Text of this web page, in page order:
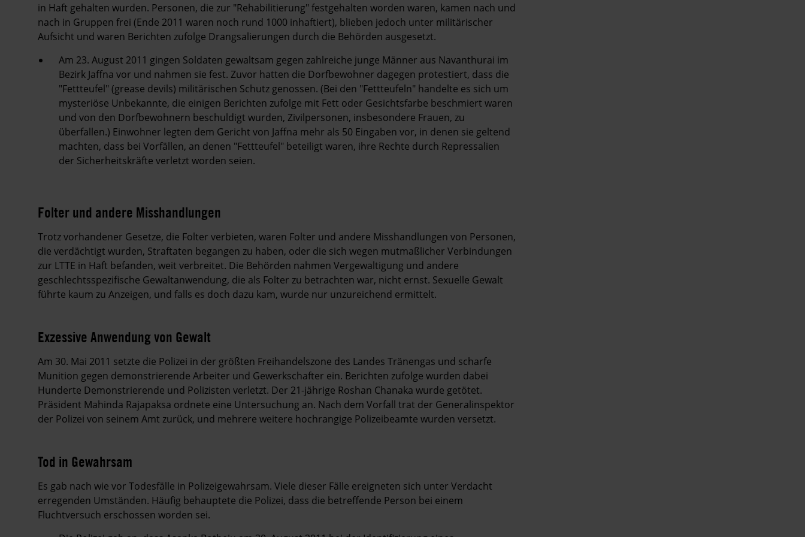
in Haft gehalten wurden. Personen, die zur "Rehabilitierung" festgehalten worden waren, kamen nach und
nach in Gruppen frei (Ende 2011 waren noch rund 1000 inhaftiert), blieben jedoch unter militärischer
Aufsicht und waren Berichten zufolge Drangsalierungen durch die Behörden ausgesetzt.
Am 23. August 2011 gingen Soldaten gewaltsam gegen zahlreiche junge Männer aus Navanthurai im
Bezirk Jaffna vor und nahmen sie fest. Zuvor hatten die Dorfbewohner dagegen protestiert, dass die
"Fettteufel" (grease devils) militärischen Schutz genossen. (Bei den "Fettteufeln" handelte es sich um
mysteriöse Unbekannte, die einigen Berichten zufolge mit Fett oder Gesichtsfarbe beschmiert waren
und von den Dorfbewohnern beschuldigt wurden, Zivilpersonen, insbesondere Frauen, zu
überfallen.) Einwohner legten dem Gericht von Jaffna mehr als 50 Eingaben vor, in denen sie geltend
machten, dass bei Vorfällen, an denen "Fettteufel" beteiligt waren, ihre Rechte durch Repressalien
der Sicherheitskräfte verletzt worden seien.
Folter und andere Misshandlungen
Trotz vorhandener Gesetze, die Folter verbieten, waren Folter und andere Misshandlungen von Personen,
die verdächtigt wurden, Straftaten begangen zu haben, oder die sich wegen mutmaßlicher Verbindungen
zur LTTE in Haft befanden, weit verbreitet. Die Behörden nahmen Vergewaltigung und andere
geschlechtsspezifische Gewaltanwendung, die als Folter zu betrachten war, nicht ernst. Sexuelle Gewalt
führte kaum zu Anzeigen, und falls es doch dazu kam, wurde nur unzureichend ermittelt.
Exzessive Anwendung von Gewalt
Am 30. Mai 2011 setzte die Polizei in der größten Freihandelszone des Landes Tränengas und scharfe
Munition gegen demonstrierende Arbeiter und Gewerkschafter ein. Berichten zufolge wurden dabei
Hunderte Demonstrierende und Polizisten verletzt. Der 21-jährige Roshan Chanaka wurde getötet.
Präsident Mahinda Rajapaksa ordnete eine Untersuchung an. Nach dem Vorfall trat der Generalinspektor
der Polizei von seinem Amt zurück, und mehrere weitere hochrangige Polizeibeamte wurden versetzt.
Tod in Gewahrsam
Es gab nach wie vor Todesfälle in Polizeigewahrsam. Viele dieser Fälle ereigneten sich unter Verdacht
erregenden Umständen. Häufig behauptete die Polizei, dass die betreffende Person bei einem
Fluchtversuch erschossen worden sei.